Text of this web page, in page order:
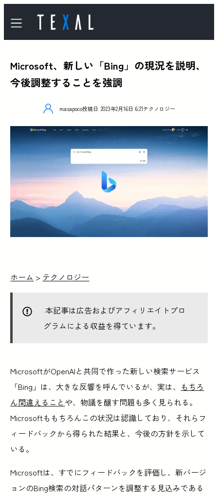
Microsoft、新しい「Bing」の現況を説明、
今後調整することを強調
masapoco投稿日 2023年2月16日 6:21テクノロジー
ホーム > テクノロジー
本記事は広告およびアフィリエイトプロ
グラムによる収益を得ています。
MicrosoftがOpenAIと共同で作った新しい検索サービス
「Bing」は、大きな反響を呼んでいるが、実は、 もちろ
ん間違えること や、物議を醸す問題も多く見られる。
Microsoftももちろんこの状況は認識しており、それらフ
ィードバックから得られた結果と、今後の方針を示して
いる。
Microsoftは、すでにフィードバックを評価し、新バージ
ョンのBing検索の対話パターンを調整する見込みである